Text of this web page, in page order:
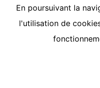
En poursuivant la
l'utilisation de